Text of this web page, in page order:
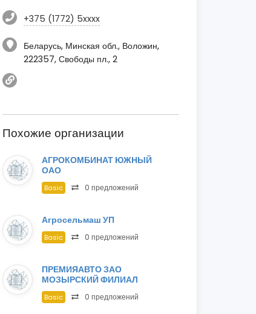
+375 (1772) 5xxxx
Беларусь, Минская обл., Воложин,
222357, Свободы пл., 2
Похожие организации
АГРОКОМБИНАТ ЮЖНЫЙ
ОАО
Basic 0 предложений
Агросельмаш УП
Basic 0 предложений
ПРЕМИЯАВТО ЗАО
МОЗЫРСКИЙ ФИЛИАЛ
Basic 0 предложений